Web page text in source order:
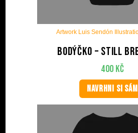
Artwork Luis Sendón
Bodýčko – Still
400 Kč
NAVRHNI SI SÁM